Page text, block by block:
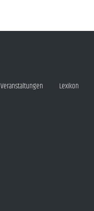
Veranstaltungen Lexikon